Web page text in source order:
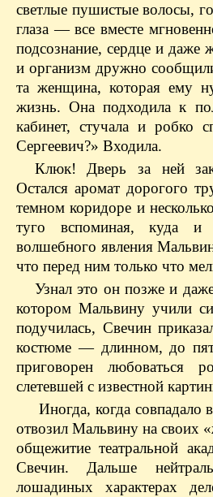
светлые пушистые волосы,
глаза — все вместе
подсознание, сердце и даже
и организм дружно
та женщина, которая ему
жизнь. Она подходила к
кабинет, стучала и
Сергеевич?» Входила.
Клюк! Дверь за ней
Остался аромат дорогого
темном коридоре и
туго вспоминая, куда и
волшебного явления
что перед ним только что
Узнал это он позже и
которомМальвину учили
подучилась, Свечин
костюме — длинном, до
приговорен любоваться
слетевшей с известной
Иногда, когда
отвозилМальвину на своих «
общежитие театральной
Свечин. Дальше
лошадиных характерах